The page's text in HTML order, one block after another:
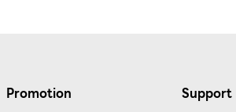
Promotion
Support